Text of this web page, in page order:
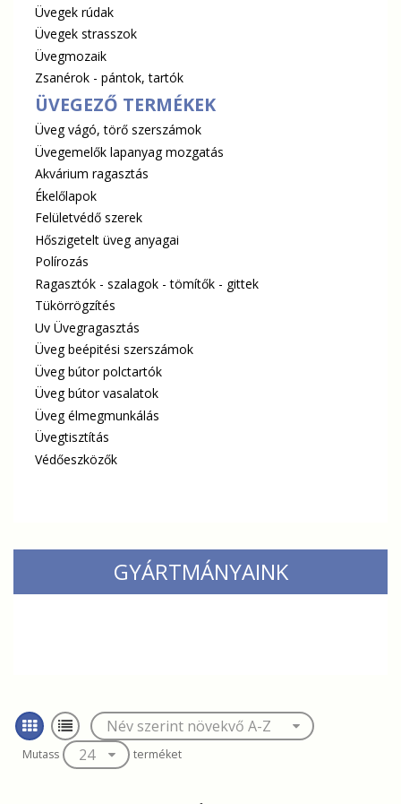
Üvegek rúdak
Üvegek strasszok
Üvegmozaik
Zsanérok - pántok, tartók
ÜVEGEZŐ TERMÉKEK
Üveg vágó, törő szerszámok
Üvegemelők lapanyag mozgatás
Akvárium ragasztás
Ékelőlapok
Felületvédő szerek
Hőszigetelt üveg anyagai
Polírozás
Ragasztók - szalagok - tömítők - gittek
Tükörrögzítés
Uv Üvegragasztás
Üveg beépitési szerszámok
Üveg bútor polctartók
Üveg bútor vasalatok
Üveg élmegmunkálás
Üvegtisztítás
Védőeszközők
GYÁRTMÁNYAINK
Mutass terméket